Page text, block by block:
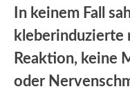
In keinem Fall
kleberinduzierte
Reaktion, keine
oder